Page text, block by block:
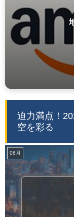
迫力満点！
空を彩る
06月